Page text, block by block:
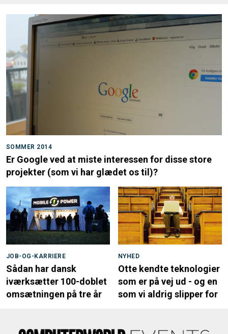
SOMMER 2014
Er Google ved at miste interessen for disse store
projekter (som vi har glædet os til)?
JOB-OG-KARRIERE
Sådan har dansk
iværksætter 100-doblet
omsætningen på tre år
NYHED
Otte kendte teknologier
som er på vej ud - og en
som vi aldrig slipper for